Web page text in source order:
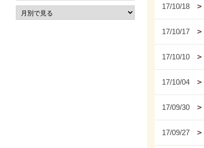
17/10/18
17/10/17
17/10/10
17/10/04
17/09/30
17/09/27